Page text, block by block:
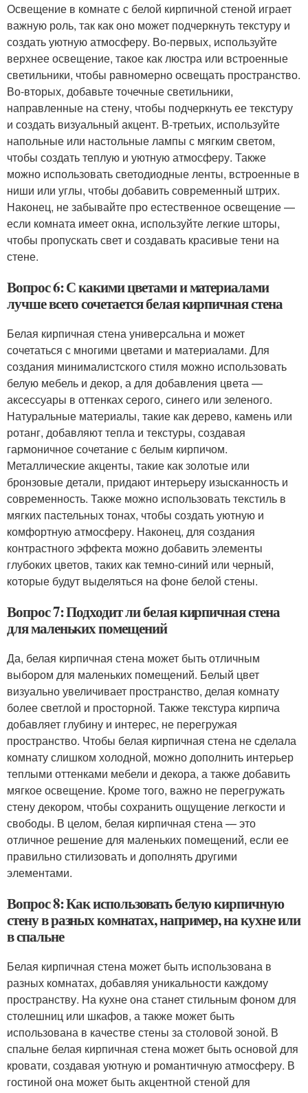
Освещение в комнате с белой кирпичной стеной играет
важную роль, так как оно может подчеркнуть текстуру и
создать уютную атмосферу. Во-первых, используйте
верхнее освещение, такое как люстра или встроенные
светильники, чтобы равномерно освещать пространство.
Во-вторых, добавьте точечные светильники,
направленные на стену, чтобы подчеркнуть ее текстуру
и создать визуальный акцент. В-третьих, используйте
напольные или настольные лампы с мягким светом,
чтобы создать теплую и уютную атмосферу. Также
можно использовать светодиодные ленты, встроенные в
ниши или углы, чтобы добавить современный штрих.
Наконец, не забывайте про естественное освещение —
если комната имеет окна, используйте легкие шторы,
чтобы пропускать свет и создавать красивые тени на
стене.
Вопрос 6: С какими цветами и материалами
лучше всего сочетается белая кирпичная стена
Белая кирпичная стена универсальна и может
сочетаться с многими цветами и материалами. Для
создания минималистского стиля можно использовать
белую мебель и декор, а для добавления цвета —
аксессуары в оттенках серого, синего или зеленого.
Натуральные материалы, такие как дерево, камень или
ротанг, добавляют тепла и текстуры, создавая
гармоничное сочетание с белым кирпичом.
Металлические акценты, такие как золотые или
бронзовые детали, придают интерьеру изысканность и
современность. Также можно использовать текстиль в
мягких пастельных тонах, чтобы создать уютную и
комфортную атмосферу. Наконец, для создания
контрастного эффекта можно добавить элементы
глубоких цветов, таких как темно-синий или черный,
которые будут выделяться на фоне белой стены.
Вопрос 7: Подходит ли белая кирпичная стена
для маленьких помещений
Да, белая кирпичная стена может быть отличным
выбором для маленьких помещений. Белый цвет
визуально увеличивает пространство, делая комнату
более светлой и просторной. Также текстура кирпича
добавляет глубину и интерес, не перегружая
пространство. Чтобы белая кирпичная стена не сделала
комнату слишком холодной, можно дополнить интерьер
теплыми оттенками мебели и декора, а также добавить
мягкое освещение. Кроме того, важно не перегружать
стену декором, чтобы сохранить ощущение легкости и
свободы. В целом, белая кирпичная стена — это
отличное решение для маленьких помещений, если ее
правильно стилизовать и дополнять другими
элементами.
Вопрос 8: Как использовать белую кирпичную
стену в разных комнатах, например, на кухне или
в спальне
Белая кирпичная стена может быть использована в
разных комнатах, добавляя уникальности каждому
пространству. На кухне она станет стильным фоном для
столешниц или шкафов, а также может быть
использована в качестве стены за столовой зоной. В
спальне белая кирпичная стена может быть основой для
кровати, создавая уютную и романтичную атмосферу. В
гостиной она может быть акцентной стеной для